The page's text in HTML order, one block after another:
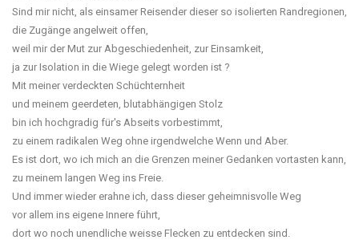
Sind mir nicht, als einsamer Reisender dieser so isolierten Randregionen,
die Zugänge angelweit offen,
weil mir der Mut zur Abgeschiedenheit, zur Einsamkeit,
ja zur Isolation in die Wiege gelegt worden ist ?
Mit meiner verdeckten Schüchternheit
und meinem geerdeten, blutabhängigen Stolz
bin ich hochgradig für's Abseits vorbestimmt,
zu einem radikalen Weg ohne irgendwelche Wenn und Aber.
Es ist dort, wo ich mich an die Grenzen meiner Gedanken vortasten kann,
zu meinem langen Weg ins Freie.
Und immer wieder erahne ich, dass dieser geheimnisvolle Weg
vor allem ins eigene Innere führt,
dort wo noch unendliche weisse Flecken zu entdecken sind.